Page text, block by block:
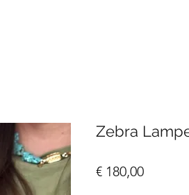
Zebra
€ 180,00Prijs